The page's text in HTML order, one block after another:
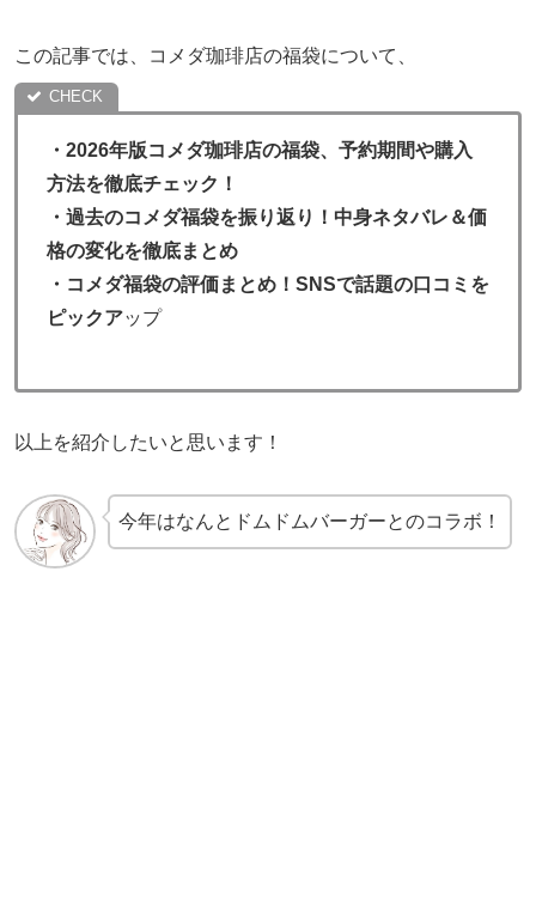
この記事では、コメダ珈琲店の福袋について、
・ 2026年版コメダ珈琲店の福袋、予約期間や購入
方法を徹底チェック！
・過去のコメダ福袋を振り返り！中身ネタバレ＆価
格の変化を徹底まとめ
・ コメダ福袋の評価まとめ！SNSで話題の口コミを
ピックアップ
以上を紹介したいと思います！
今年はなんとドムドムバーガーとのコラボ！